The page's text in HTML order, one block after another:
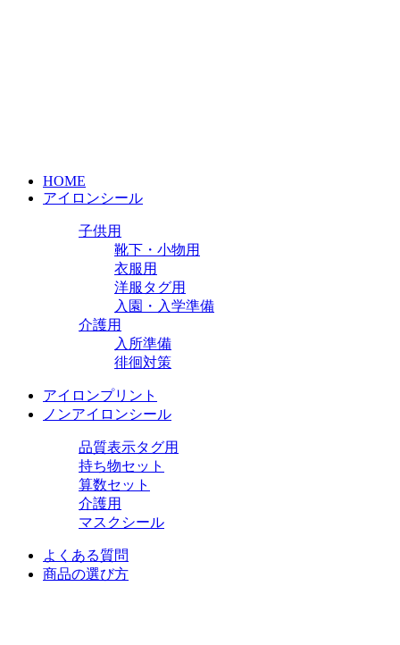
HOME
アイロンシール
子供用
靴下・小物用
衣服用
洋服タグ用
入園・入学準備
介護用
入所準備
徘徊対策
アイロンプリント
ノンアイロンシール
品質表示タグ用
持ち物セット
算数セット
介護用
マスクシール
よくある質問
商品の選び方